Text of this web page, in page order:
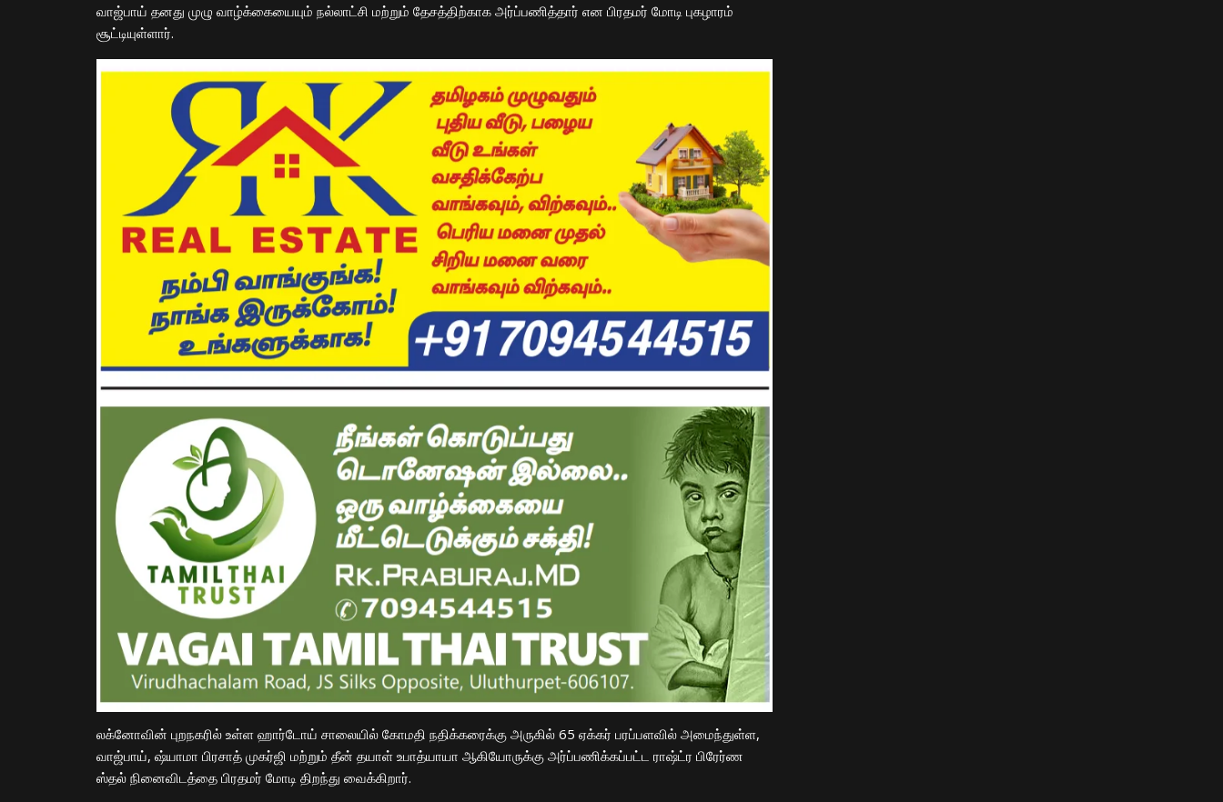
வாஜ்பாய் தனது முழு வாழ்க்கையையும் நல்லாட்சி மற்றும் தேசத்திற்காக அர்ப்பணித்தார் என பிரதமர் மோடி புகழாரம்
சூட்டியுள்ளார்.
லக்னோவின் புறநகரில் உள்ள ஹார்டோய் சாலையில் கோமதி நதிக்கரைக்கு அருகில் 65 ஏக்கர் பரப்பளவில் அமைந்துள்ள,
வாஜ்பாய், ஷ்யாமா பிரசாத் முகர்ஜி மற்றும் தீன் தயாள் உபாத்யாயா ஆகியோருக்கு அர்ப்பணிக்கப்பட்ட ராஷ்ட்ர பிரேர்ண
ஸ்தல் நினைவிடத்தை பிரதமர் மோடி திறந்து வைக்கிறார்.